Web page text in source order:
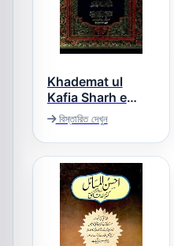
Khademat ul
Kafia Sharh e
Kafia خادمۃ الکافیہবিস্তারিত দেখুন